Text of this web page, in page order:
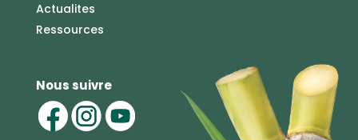
Actualites
Ressources
Nous suivre